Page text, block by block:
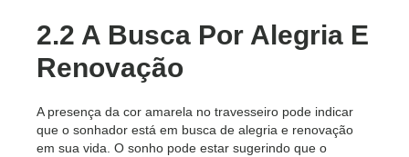
2.2 A Busca Por Alegria E
Renovação
A presença da cor amarela no travesseiro pode indicar
que o sonhador está em busca de alegria e renovação
em sua vida. O sonho pode estar sugerindo que o